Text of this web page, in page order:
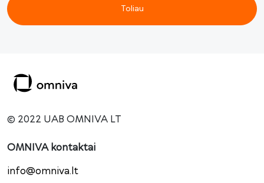
Toliau
© 2022 UAB OMNIVA LT
OMNIVA kontaktai
info@omniva.lt